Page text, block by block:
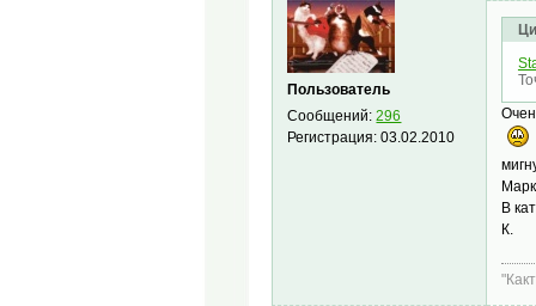
Пользователь
Сообщений:296
Регистрация:03.02.2010
В
К.